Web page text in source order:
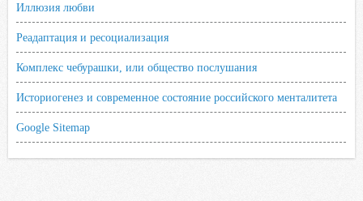
Иллюзия любви
Реадаптация и ресоциализация
Комплекс чебурашки, или общество послушания
Историогенез и современное состояние российского менталитета
Google Sitemap